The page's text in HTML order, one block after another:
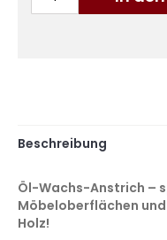
Beschreibung
Öl-Wachs-Anstrich –
Möbeloberflächen
Holz!